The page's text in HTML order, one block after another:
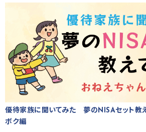
優待家族に聞いてみた 夢のNISAセット教
ボク編